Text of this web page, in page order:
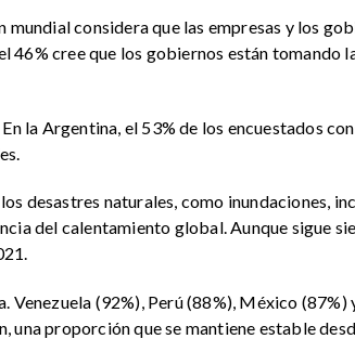
considera que las empresas y los
cree que los gobiernos están tomando
la Argentina, el 53% de los encuestados
desastres naturales, como inundaciones,
del calentamiento global. Aunque sigue
Venezuela (92%), Perú (88%), México
una proporción que se mantiene estable